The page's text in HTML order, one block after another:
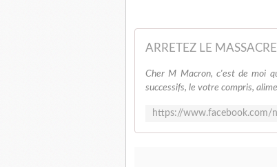
ARRETEZ LE
Cher M Macron, c'est de moi
successifs, le votre compris,